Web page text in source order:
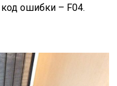
код ошибки – F04.